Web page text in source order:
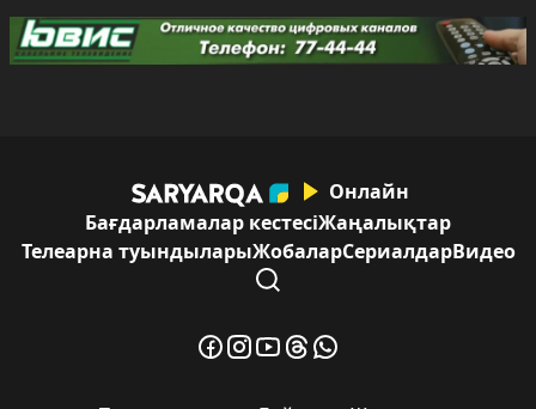
Онлайн
Бағдарламалар кестесіЖаңалықтар
Телеарна туындыларыЖобаларСериалдарВидео